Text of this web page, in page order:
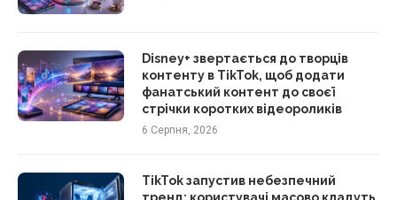
Disney+ звертається до творців
контенту в TikTok, щоб додати
фанатський контент до своєї
стрічки коротких відеороликів
6 Серпня, 2026
TikTok запустив небезпечний
тренд: користувачі масово кладуть